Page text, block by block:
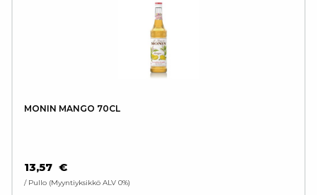
MONIN MANGO 70CL
13,57 €
/ Pullo Myyntiyksikkö ALV 0%